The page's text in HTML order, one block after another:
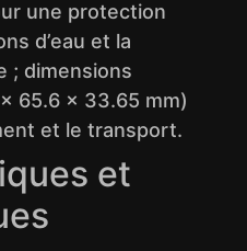
une protection
d’eau et la
; dimensions
65.6 × 33.65 mm)
et le transport.
et